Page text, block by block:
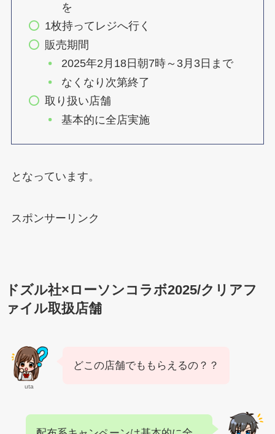
を
1枚持ってレジへ行く
販売期間
2025年2月18日朝7時～3月3日まで
なくなり次第終了
取り扱い店舗
基本的に全店実施
となっています。
スポンサーリンク
ドズル社×ローソンコラボ2025/クリアフ
ァイル取扱店舗
uta
どこの店舗でももらえるの？？